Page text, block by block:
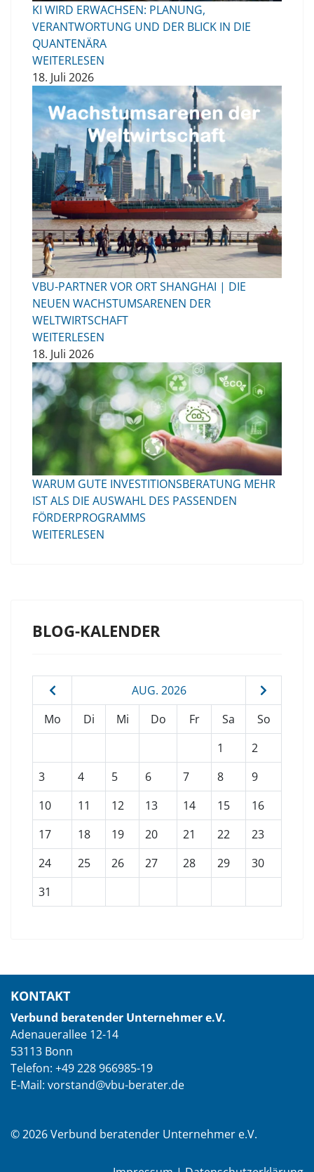
KI WIRD ERWACHSEN: PLANUNG,
VERANTWORTUNG UND DER BLICK IN DIE
QUANTENÄRA
WEITERLESEN
18. Juli 2026
VBU-PARTNER VOR ORT SHANGHAI | DIE
NEUEN WACHSTUMSARENEN DER
WELTWIRTSCHAFT
WEITERLESEN
18. Juli 2026
WARUM GUTE INVESTITIONSBERATUNG MEHR
IST ALS DIE AUSWAHL DES PASSENDEN
FÖRDERPROGRAMMS
WEITERLESEN
BLOG-KALENDER
AUG. 2026
Mo
Di Mi Do Fr Sa
So
1
2
3
4 5 6 7 8
9
10
11 12 13 14 15
16
17
18 19 20 21 22
23
24
25 26 27 28 29
30
31
KONTAKT
Verbund beratender Unternehmer e.V.
Adenauerallee 12-14
53113 Bonn
Telefon: +49 228 966985-19
E-Mail: vorstand@vbu-berater.de
© 2026 Verbund beratender Unternehmer e.V.